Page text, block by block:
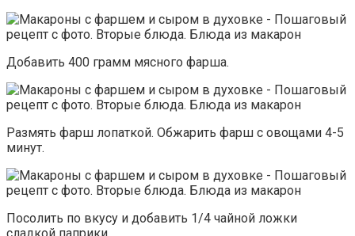
Добавить 400 грамм мясного фарша.
Размять фарш лопаткой. Обжарить фарш с овощами 4-5
минут.
Посолить по вкусу и добавить 1/4 чайной ложки